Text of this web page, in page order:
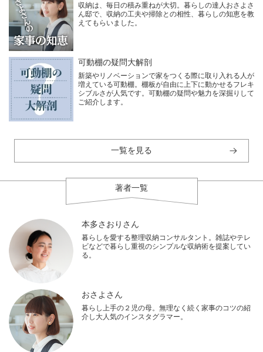
収納は、毎日の積み重ねが大切。暮らしの達人おさよさ
ん邸で、収納の工夫や掃除との相性、暮らしの知恵を教
えてもらいました。
可動棚の疑問大解剖
新築やリノベーションで家をつくる際に取り入れる人が
増えている可動棚。棚板が自由に上下に動かせるフレキ
シブルさが人気です。可動棚の疑問や魅力を深掘りして
ご紹介します。
一覧を見る
著者一覧
本多さおりさん
暮らしを愛する整理収納コンサルタント。雑誌やテレ
ビなどで暮らし重視のシンプルな収納術を提案してい
る。
おさよさん
暮らし上手の２児の母。無理なく続く家事のコツの紹
介し大人気のインスタグラマー。